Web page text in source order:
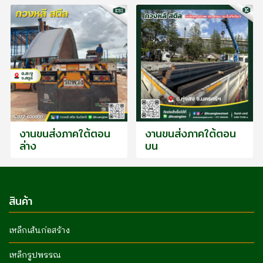
งานขนส่งภาคใต้ตอน
ล่าง
งานขนส่งภาคใต้ตอน
บน
สินค้า
เหล็กเส้นก่อสร้าง
เหล็กรูปพรรณ